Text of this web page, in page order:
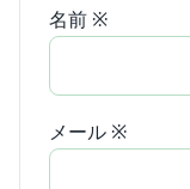
名前 ※
メール ※